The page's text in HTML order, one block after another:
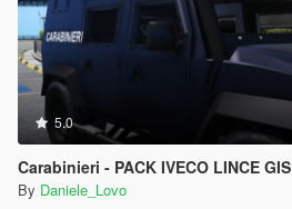
5.0
Carabinieri - PACK IVECO LINCE
By Daniele_Lovo